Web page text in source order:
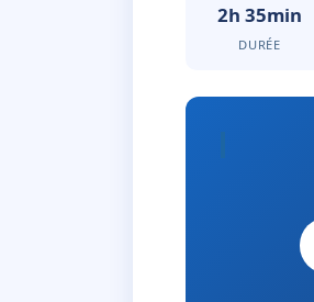
2h 35min
DURÉE